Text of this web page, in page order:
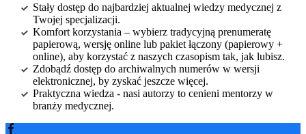
Stały dostęp do najbardziej aktualnej wiedzy medycznej z
Twojej specjalizacji.
Komfort korzystania – wybierz tradycyjną prenumeratę
papierową, wersję online lub pakiet łączony (papierowy +
online), aby korzystać z naszych czasopism tak, jak lubisz.
Zdobądź dostęp do archiwalnych numerów w wersji
elektronicznej, by zyskać jeszcze więcej.
Praktyczna wiedza - nasi autorzy to cenieni mentorzy w
branży medycznej.